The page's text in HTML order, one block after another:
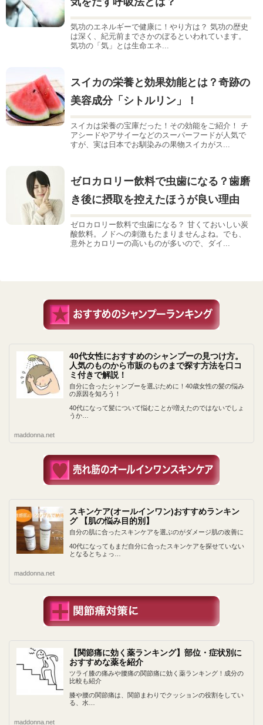
気功のエネルギーで健康に！やり方は？ 気功の歴史
は深く、紀元前までさかのぼるといわれています。
気功の「気」とは生命エネ...
スイカの栄養と効果効能とは？奇跡の
美容成分「シトルリン」！
スイカは栄養の宝庫だった！その効能をご紹介！ チ
アシードやアサイーなどのスーパーフードが人気で
すが、実は日本でお馴染みの果物スイカがス...
ゼロカロリー飲料で虫歯になる？歯磨
き後に摂取を控えたほうが良い理由
ゼロカロリー飲料で虫歯になる？ 甘くておいしい炭
酸飲料。ノドへの刺激もたまりませんよね。でも、
意外とカロリーの高いものが多いので、ダイ...
40代女性におすすめのシャンプーの見つけ方。
人気のものから市販のものまで探す方法を口コ
ミ付きで解説！
自分に合ったシャンプーを選ぶために！40歳女性の髪の悩み
の原因を知ろう！
40代になって髪について悩むことが増えたのではないでしょ
うか…
maddonna.net
スキンケア(オールインワン)おすすめランキン
グ 【肌の悩み目的別】
自分の肌に合ったスキンケアを選ぶのがダメージ肌の改善に
40代になってもまだ自分に合ったスキンケアを探せていない
となるとちょっ…
maddonna.net
【関節痛に効く薬ランキング】部位・症状別に
おすすめな薬を紹介
ツライ膝の痛みや腰痛の関節痛に効く薬ランキング！成分の
比較も紹介
膝や腰の関節痛は、関節まわりでクッションの役割をしてい
る、水…
maddonna.net